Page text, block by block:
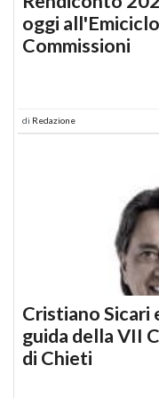
oggi
Commissioni
di Redazione
Cristiano
guida della VII
di Chieti